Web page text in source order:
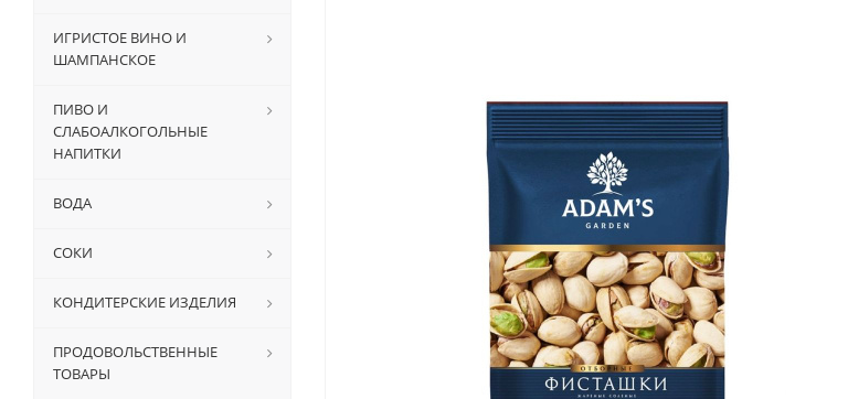
ИГРИСТОЕ ВИНО И
ШАМПАНСКОЕ
ПИВО И
СЛАБОАЛКОГОЛЬНЫЕ
НАПИТКИ
ВОДА
СОКИ
КОНДИТЕРСКИЕ ИЗДЕЛИЯ
ПРОДОВОЛЬСТВЕННЫЕ
ТОВАРЫ